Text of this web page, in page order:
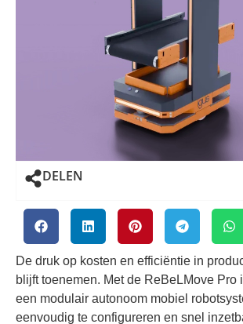
DELEN
De druk op kosten en efficiëntie in
blijft toenemen. Met de ReBeLMove Pro
een modulair autonoom mobiel
eenvoudig te configureren en snel